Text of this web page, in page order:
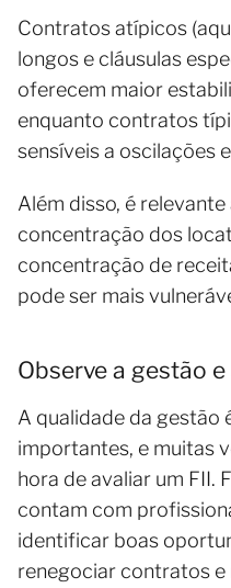
Contratos atípicos
longos e cláusulas
oferecem maior
enquanto contratos
sensíveis a oscilações
Além disso, é
concentração dos
concentração de
pode ser mais
Observe a gestão
A qualidade da gestão
importantes, e muitas
hora de avaliar um FII.
contam com
identificar boas
renegociar contratos